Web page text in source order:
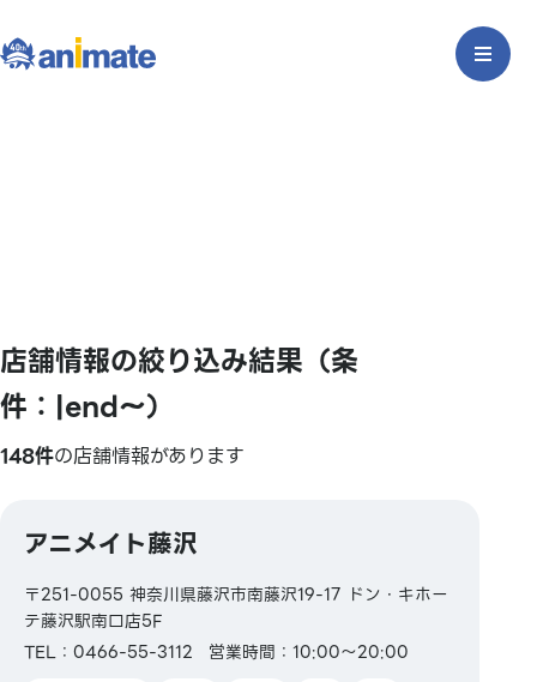
店舗情報の絞り込み結果（条
件：|end〜）
148件の店舗情報があります
アニメイト藤沢
〒251-0055 神奈川県藤沢市南藤沢19-17 ドン・キホー
テ藤沢駅南口店5F
TEL：0466-55-3112
営業時間：10:00～20:00